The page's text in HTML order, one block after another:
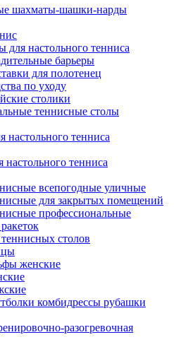
шахматы-шашки-нарды
для настольного тенниса
барьеры
для полотенец
по уходу
столики
теннисные столы
настольного тенниса
настольного тенниса
всепогодные уличные
для закрытых помещений
профессиональные
столов
женские
комбидрессы рубашки
разогревочная